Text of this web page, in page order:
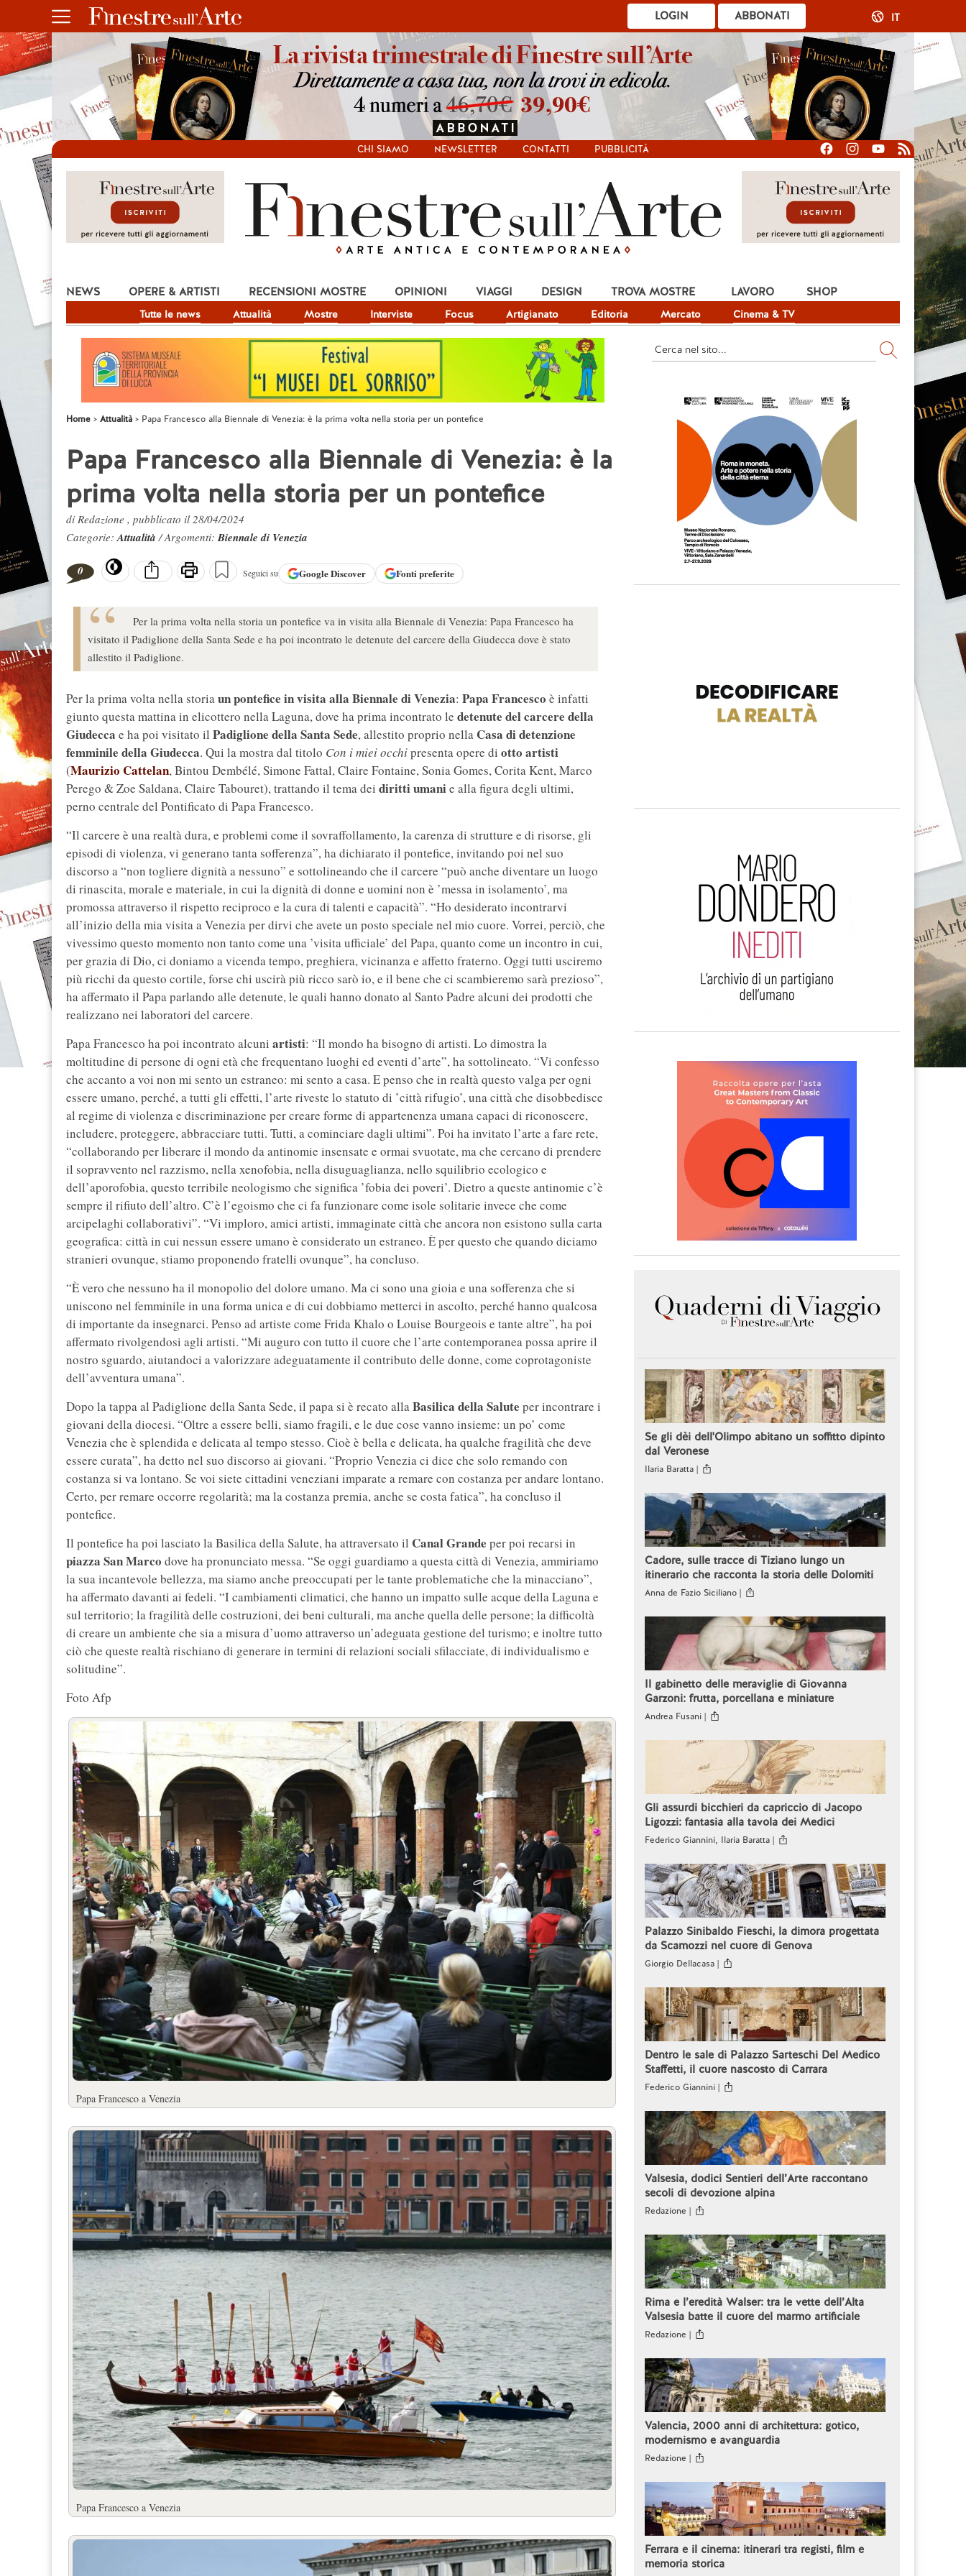
ABBONATI
LOGIN IT
CHI SIAMO NEWSLETTER CONTATTI PUBBLICITÀ
NEWS
Tutte le news Attualità Mostre Interviste Focus Artigianato Editoria Mercato Cinema & TV
OPERE & ARTISTI RECENSIONI MOSTRE OPINIONI VIAGGI DESIGN TROVA MOSTRE LAVORO SHOP
Home Attualità Papa Francesco alla Biennale di Venezia: è la prima volta nella storia per un pontefice
Papa Francesco alla Biennale di Venezia: è la
prima volta nella storia per un pontefice
di Redazione , pubblicato il 28/04/2024
Categorie:Attualità/ Argomenti:Biennale di Venezia
0 Seguici su GoogleDiscover Fonti preferite
Per la prima volta nella storia un pontefice va in visita alla Biennale di Venezia: Papa Francesco ha
visitato il Padiglione della Santa Sede e ha poi incontrato le detenute del carcere della Giudecca dove è stato
allestito il Padiglione.
Per la prima volta nella storiaun pontefice in visita alla Biennale di Venezia: Papa Francesco è infatti
giunto questa mattina in elicottero nella Laguna, dove ha prima incontrato le detenute del carcere della
Giudecca e ha poi visitato il Padiglione della Santa Sede, allestito proprio nella Casa di detenzione
femminile della Giudecca. Qui la mostra dal titolo Con i miei occhipresenta opere di otto artisti
(Maurizio Cattelan, Bintou Dembélé, Simone Fattal, Claire Fontaine, Sonia Gomes, Corita Kent, Marco
Perego & Zoe Saldana, Claire Tabouret), trattando il tema dei diritti umanie alla figura degli ultimi,
perno centrale del Pontificato di Papa Francesco.
“Il carcere è una realtà dura, e problemi come il sovraffollamento, la carenza di strutture e di risorse, gli
episodi di violenza, vi generano tanta sofferenza”, ha dichiarato il pontefice, invitando poi nel suo
discorso a “non togliere dignità a nessuno” e sottolineando che il carcere “può anche diventare un luogo
di rinascita, morale e materiale, in cui la dignità di donne e uomini non è ’messa in isolamento’, ma
promossa attraverso il rispetto reciproco e la cura di talenti e capacità”. “Ho desiderato incontrarvi
all’inizio della mia visita a Venezia per dirvi che avete un posto speciale nel mio cuore. Vorrei, perciò, che
vivessimo questo momento non tanto come una ’visita ufficiale’ del Papa, quanto come un incontro in cui,
per grazia di Dio, ci doniamo a vicenda tempo, preghiera, vicinanza e affetto fraterno. Oggi tutti usciremo
più ricchi da questo cortile, forse chi uscirà più ricco sarò io, e il bene che ci scambieremo sarà prezioso”,
ha affermato il Papa parlando alle detenute, le quali hanno donato al Santo Padre alcuni dei prodotti che
realizzano nei laboratori del carcere.
Papa Francesco ha poi incontrato alcuni artisti: “Il mondo ha bisogno di artisti. Lo dimostra la
moltitudine di persone di ogni età che frequentano luoghi ed eventi d’arte”, ha sottolineato. “Vi confesso
che accanto a voi non mi sento un estraneo: mi sento a casa. E penso che in realtà questo valga per ogni
essere umano, perché, a tutti gli effetti, l’arte riveste lo statuto di ’città rifugio’, una città che disobbedisce
al regime di violenza e discriminazione per creare forme di appartenenza umana capaci di riconoscere,
includere, proteggere, abbracciare tutti. Tutti, a cominciare dagli ultimi”. Poi ha invitato l’arte a fare rete,
“collaborando per liberare il mondo da antinomie insensate e ormai svuotate, ma che cercano di prendere
il sopravvento nel razzismo, nella xenofobia, nella disuguaglianza, nello squilibrio ecologico e
dell’aporofobia, questo terribile neologismo che significa ’fobia dei poveri’. Dietro a queste antinomie c’è
sempre il rifiuto dell’altro. C’è l’egoismo che ci fa funzionare come isole solitarie invece che come
arcipelaghi collaborativi”. “Vi imploro, amici artisti, immaginate città che ancora non esistono sulla carta
geografica: città in cui nessun essere umano è considerato un estraneo. È per questo che quando diciamo
stranieri ovunque, stiamo proponendo fratelli ovunque”, ha concluso.
“È vero che nessuno ha il monopolio del dolore umano. Ma ci sono una gioia e una sofferenza che si
uniscono nel femminile in una forma unica e di cui dobbiamo metterci in ascolto, perché hanno qualcosa
di importante da insegnarci. Penso ad artiste come Frida Khalo o Louise Bourgeois e tante altre”, ha poi
affermato rivolgendosi agli artisti. “Mi auguro con tutto il cuore che l’arte contemporanea possa aprire il
nostro sguardo, aiutandoci a valorizzare adeguatamente il contributo delle donne, come coprotagoniste
dell’avventura umana”.
Dopo la tappa al Padiglione della Santa Sede, il papa si è recato allaBasilica della Salute per incontrare i
giovani della diocesi. “Oltre a essere belli, siamo fragili, e le due cose vanno insieme: un po’ come
Venezia che è splendida e delicata al tempo stesso. Cioè è bella e delicata, ha qualche fragilità che deve
essere curata”, ha detto nel suo discorso ai giovani. “Proprio Venezia ci dice che solo remando con
costanza si va lontano. Se voi siete cittadini veneziani imparate a remare con costanza per andare lontano.
Certo, per remare occorre regolarità; ma la costanza premia, anche se costa fatica”, ha concluso il
pontefice.
Il pontefice ha poi lasciato la Basilica della Salute, ha attraversato il Canal Grande per poi recarsi in
piazza San Marco dove ha pronunciato messa. “Se oggi guardiamo a questa città di Venezia, ammiriamo
la sua incantevole bellezza, ma siamo anche preoccupati per le tante problematiche che la minacciano”,
ha affermato davanti ai fedeli. “I cambiamenti climatici, che hanno un impatto sulle acque della Laguna e
sul territorio; la fragilità delle costruzioni, dei beni culturali, ma anche quella delle persone; la difficoltà
di creare un ambiente che sia a misura d’uomo attraverso un’adeguata gestione del turismo; e inoltre tutto
ciò che queste realtà rischiano di generare in termini di relazioni sociali sfilacciate, di individualismo e
solitudine”.
Foto Afp
Papa Francesco a Venezia
Papa Francesco a Venezia
Se gli dèi dell'Olimpo abitano un soffitto dipinto
dal Veronese
Ilaria Baratta |
Cadore, sulle tracce di Tiziano lungo un
itinerario che racconta la storia delle Dolomiti
Anna de Fazio Siciliano |
Il gabinetto delle meraviglie di Giovanna
Garzoni: frutta, porcellana e miniature
Andrea Fusani |
Gli assurdi bicchieri da capriccio di Jacopo
Ligozzi: fantasia alla tavola dei Medici
Federico Giannini, Ilaria Baratta |
Palazzo Sinibaldo Fieschi, la dimora progettata
da Scamozzi nel cuore di Genova
Giorgio Dellacasa |
Dentro le sale di Palazzo Sarteschi Del Medico
Staffetti, il cuore nascosto di Carrara
Federico Giannini |
Valsesia, dodici Sentieri dell’Arte raccontano
secoli di devozione alpina
Redazione |
Rima e l’eredità Walser: tra le vette dell’Alta
Valsesia batte il cuore del marmo artificiale
Redazione |
Valencia, 2000 anni di architettura: gotico,
modernismo e avanguardia
Redazione |
Ferrara e il cinema: itinerari tra registi, film e
memoria storica